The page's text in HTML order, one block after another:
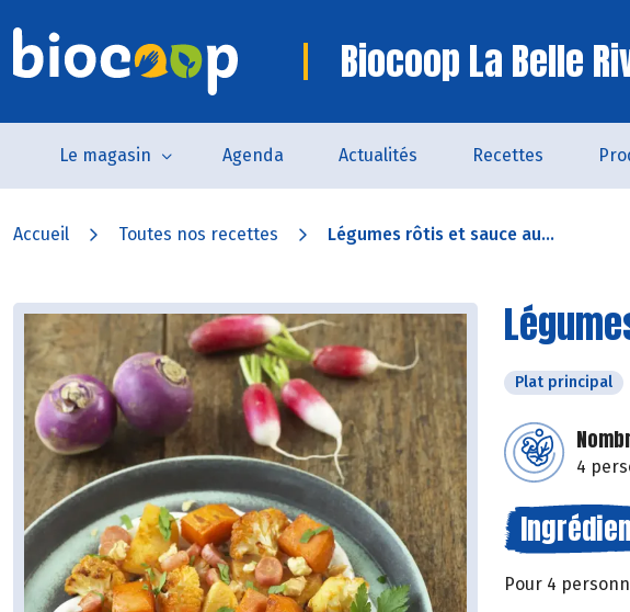
Biocoop La Belle
Le magasin Agenda Actualités Recettes
Accueil Toutes nos recettes Légumes rôtis et sauce au...
Plat principal
4
Pour 4